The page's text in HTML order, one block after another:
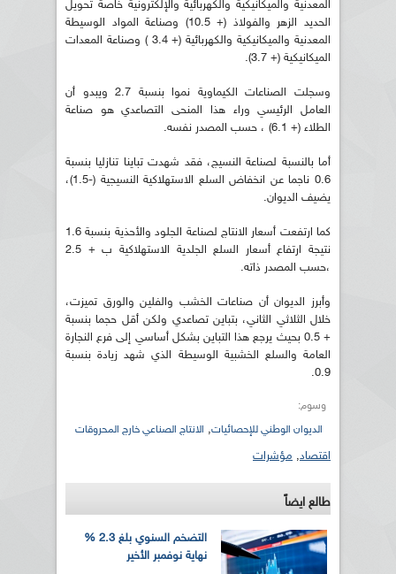
المعدنية والميكانيكية والكهربائية والإلكترونية خاصة تحويل
الحديد الزهر والفولاذ (+ 10.5) وصناعة المواد الوسيطة
المعدنية والميكانيكية والكهربائية (+ 3.4 ) وصناعة المعدات
الميكانيكية (+ 3.7).
وسجلت الصناعات الكيماوية نموا بنسبة 2.7 ويبدو أن
العامل الرئيسي وراء هذا المنحى التصاعدي هو صناعة
الطلاء (+ 6.1) ، حسب المصدر نفسه.
أما بالنسبة لصناعة النسيج، فقد شهدت تباينا تنازليا بنسبة
0.6 ناجما عن انخفاض السلع الاستهلاكية النسيجية (-1.5)،
يضيف الديوان.
كما ارتفعت أسعار الانتاج لصناعة الجلود والأحذية بنسبة 1.6
نتيجة ارتفاع أسعار السلع الجلدية الاستهلاكية ب + 2.5
،حسب المصدر ذاته.
وأبرز الديوان أن صناعات الخشب والفلين والورق تميزت،
خلال الثلاثي الثاني، بتباين تصاعدي ولكن أقل حجما بنسبة
+ 0.5 بحيث يرجع هذا التباين بشكل أساسي إلى فرع النجارة
العامة والسلع الخشبية الوسيطة الذي شهد زيادة بنسبة
0.9.
وسوم:
الديوان الوطني للإحصائيات, الانتاج الصناعي خارج المحروقات
اقتصاد, مؤشرات
طالع ايضاً
التضخم السنوي بلغ 2.3 %
نهاية نوفمبر الأخير